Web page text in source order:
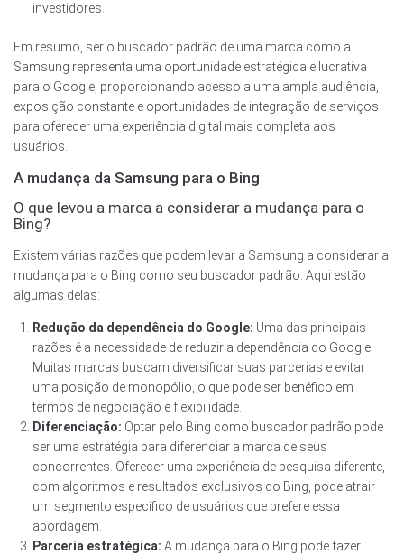
investidores.
Em resumo, ser o buscador padrão de uma marca como a
Samsung representa uma oportunidade estratégica e lucrativa
para o Google, proporcionando acesso a uma ampla audiência,
exposição constante e oportunidades de integração de serviços
para oferecer uma experiência digital mais completa aos
usuários.
A mudança da Samsung para o Bing
O que levou a marca a considerar a mudança para o
Bing?
Existem várias razões que podem levar a Samsung a considerar a
mudança para o Bing como seu buscador padrão. Aqui estão
algumas delas:
Redução da dependência do Google: Uma das principais
razões é a necessidade de reduzir a dependência do Google.
Muitas marcas buscam diversificar suas parcerias e evitar
uma posição de monopólio, o que pode ser benéfico em
termos de negociação e flexibilidade.
Diferenciação: Optar pelo Bing como buscador padrão pode
ser uma estratégia para diferenciar a marca de seus
concorrentes. Oferecer uma experiência de pesquisa diferente,
com algoritmos e resultados exclusivos do Bing, pode atrair
um segmento específico de usuários que prefere essa
abordagem.
Parceria estratégica: A mudança para o Bing pode fazer